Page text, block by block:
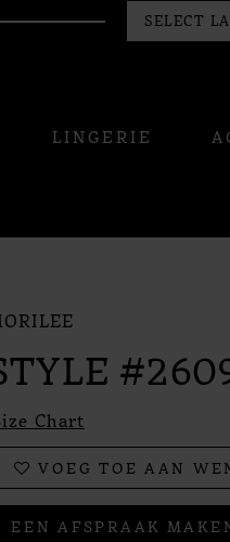
SELECT
LINGERIE
Chart
VOEG TOE AAN
EEN AFSPRAAK